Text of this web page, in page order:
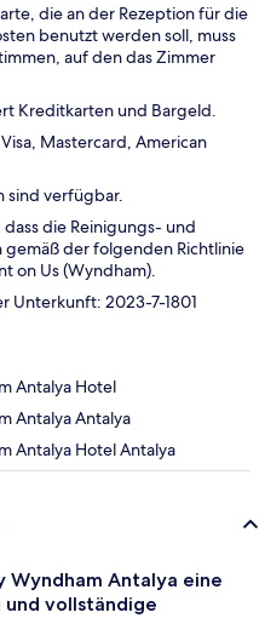
die an der Rezeption für die
benutzt werden soll, muss
auf den das Zimmer
Kreditkarten und Bargeld.
Mastercard, American
sind verfügbar.
die Reinigungs- und
gemäß der folgenden Richtlinie
on Us (Wyndham).
Unterkunft: 2023-7-1801
Antalya Hotel
Antalya Antalya
Antalya Hotel Antalya
Wyndham Antalya eine
und vollständige